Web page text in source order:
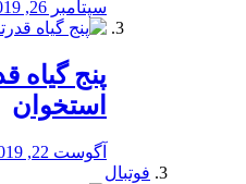
سپتامبر 26, 2019
پنج گیاه
استخوان
آگوست 22, 2019
فوتبال